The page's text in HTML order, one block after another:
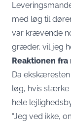
med løg til
var krævende
græder, vil jeg
Reaktionen fra
Da
løg, hvis stærke
hele
“Jeg ved ikke,